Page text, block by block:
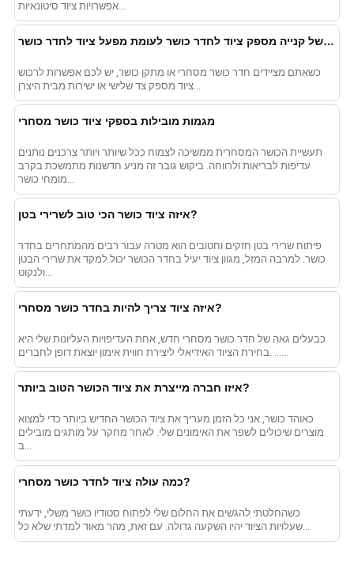
בחינת היתרונות והחסרונות של קנייה מספק ציוד לחדר כושר לעומת מפעל ציוד לחדר כושר
כשאתם מציידים חדר כושר מסחרי או מתקן כושר, יש לכם אפשרות לרכוש
מגמות מובילות בספקי ציוד כושר מסחרי
תעשיית הכושר המסחרית ממשיכה לצמוח ככל שיותר ויותר צרכנים נותנים
עדיפות לבריאות ולרווחה. ביקוש גובר זה מניע חדשנות מתמשכת בקרב
מומחי כושר...
איזה ציוד כושר הכי טוב לשרירי בטן?
פיתוח שרירי בטן חזקים וחטובים הוא מטרה עבור רבים מהמתחרים בחדר
כושר. למרבה המזל, מגוון ציוד יעיל בחדר הכושר יכול למקד את שרירי הבטן
ולנקוט...
איזה ציוד צריך להיות בחדר כושר מסחרי?
כבעלים גאה של חדר כושר מסחרי חדש, אחת העדיפויות העליונות שלי היא
בחירת הציוד האידיאלי ליצירת חווית אימון יוצאת דופן לחברים. ......
איזו חברה מייצרת את ציוד הכושר הטוב ביותר?
כאוהד כושר, אני כל הזמן מעריך את ציוד הכושר החדיש ביותר כדי למצוא
מוצרים שיכולים לשפר את האימונים שלי. לאחר מחקר על מותגים מובילים
ב...
כמה עולה ציוד לחדר כושר מסחרי?
כשהחלטתי להגשים את החלום שלי לפתוח סטודיו כושר משלי, ידעתי